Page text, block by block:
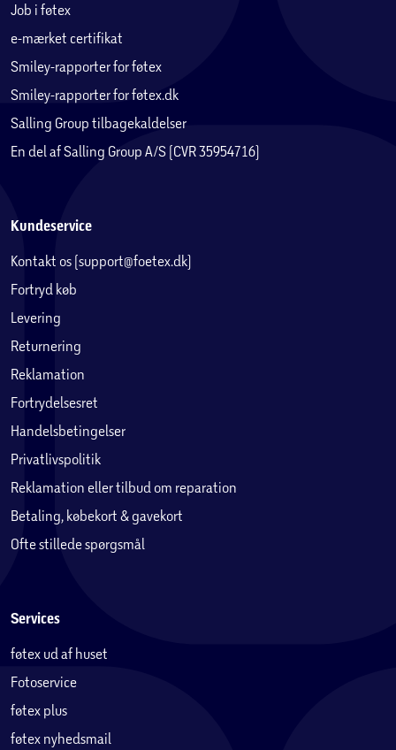
Job i føtex
e-mærket certifikat
Smiley-rapporter for føtex
Smiley-rapporter for føtex.dk
Salling Group tilbagekaldelser
En del af Salling Group A/S (CVR 35954716)
Kundeservice
Kontakt os (support@foetex.dk)
Fortryd køb
Levering
Returnering
Reklamation
Fortrydelsesret
Handelsbetingelser
Privatlivspolitik
Reklamation eller tilbud om reparation
Betaling, købekort & gavekort
Ofte stillede spørgsmål
Services
føtex ud af huset
Fotoservice
føtex plus
føtex nyhedsmail